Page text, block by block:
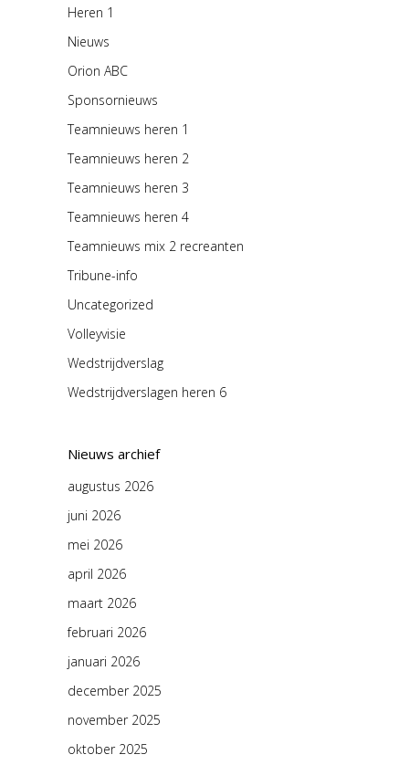
Heren 1
Nieuws
Orion ABC
Sponsornieuws
Teamnieuws heren 1
Teamnieuws heren 2
Teamnieuws heren 3
Teamnieuws heren 4
Teamnieuws mix 2 recreanten
Tribune-info
Uncategorized
Volleyvisie
Wedstrijdverslag
Wedstrijdverslagen heren 6
Nieuws archief
augustus 2026
juni 2026
mei 2026
april 2026
maart 2026
februari 2026
januari 2026
december 2025
november 2025
oktober 2025